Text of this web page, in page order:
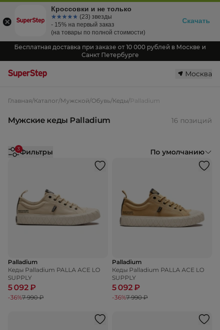
Бесплатная доставка при заказе от 10 000 рублей в Москве и
Санкт Петербурге
Москва
Главная/Каталог/Мужской/Обувь/Кеды/ Palladium
Мужские кеды Palladium 16 позиций
3Фильтры По умолчанию
Palladium
Кеды Palladium PALLA ACE LO
SUPPLY
5 092 ₽
-36%7 990 ₽
Palladium
Кеды Palladium PALLA ACE LO
SUPPLY
5 092 ₽
-36%7 990 ₽
Кроссовки и не только
☆☆☆☆☆
★★★★★ (23) звезды
- 15% на первый заказ
(на товары по полной стоимости)
Скачать